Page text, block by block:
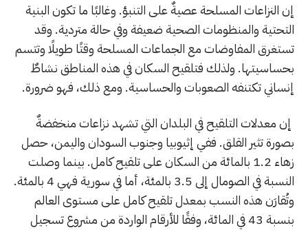
إن النزاعات المسلحة عصيةٌ على التنبؤ. وغالبًا ما تكون البنية
التحتية والمنظومات الصحية ضعيفة وفي حالة متردية. وقد
تستغرق المفاوضات مع الجماعات المسلحة وقتًا طويلًا وتتسم
بحساسيتها. ولذلك فتلقيح السكان في هذه المناطق نشاطٌ
إنساني تكتنفه الصعوبات والحساسية. ومع ذلك، فهو ضرورة.
إن معدلات التلقيح في البلدان التي تشهد نزاعات منخفضةٌ
بصورة تثير القلق. ففي إثيوبيا وجنوب السودان واليمن، حصل
زهاء 1.2 بالمائة من السكان على تلقيح كامل. بينما وصلت
النسبة في الصومال إلى 3.5 بالمئة، أما في سورية فهي 4 بالمئة.
وتُقارَن هذه النسب بمعدل تلقيح كامل على مستوى العالم
بنسبة 43 في المائة، وفقًا للأرقام الواردة من مشروع تسجيل